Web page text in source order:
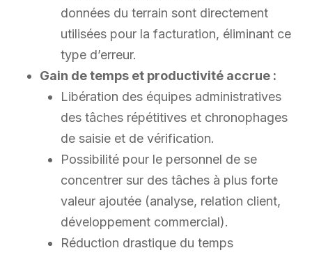
données du terrain sont directement
utilisées pour la facturation, éliminant ce
type d’erreur.
Gain de temps et productivité accrue :
Libération des équipes administratives
des tâches répétitives et chronophages
de saisie et de vérification.
Possibilité pour le personnel de se
concentrer sur des tâches à plus forte
valeur ajoutée (analyse, relation client,
développement commercial).
Réduction drastique du temps